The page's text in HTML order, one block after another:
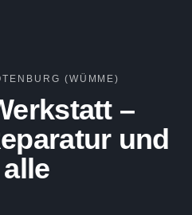
(WÜMME)
–
und